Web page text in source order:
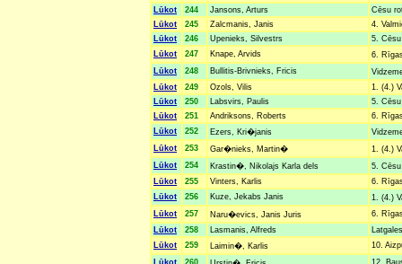
Lūkot
244 Jansons, Arturs
Cēsu
Lūkot
245 Zalcmanis, Janis
4.
Lūkot
246 Upenieks, Silvestrs
5.
Lūkot
247 Knape, Arvids
6.
Lūkot
248 Bullitis-Brivnieks, Fricis
Lūkot
249 Ozols, Vilis
1. (4.)
Lūkot
250 Labsvirs, Paulis
5.
Lūkot
251 Andriksons, Roberts
6.
Lūkot
252 Ezers, Kri�janis
Lūkot
253 Gar�nieks, Martin�
1. (4.)
Lūkot
254 Krastin�, Nikolajs Karla dels
5.
Lūkot
255 Vinters, Karlis
6.
Lūkot
256 Kuze, Jekabs Janis
1. (4.)
Lūkot
257 Naru�evics, Janis Juris
6.
Lūkot
258 Lasmanis, Alfreds
Lūkot
259 Laimin�, Karlis
10.